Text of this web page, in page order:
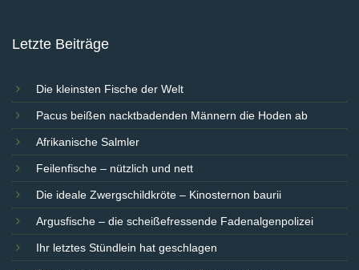
Letzte Beiträge
Die kleinsten Fische der Welt
Pacus beißen nacktbadenden Männern die Hoden ab
Afrikanische Salmler
Feilenfische – nützlich und nett
Die ideale Zwergschildkröte – Kinosternon baurii
Argusfische – die scheißefressende Fadenalgenpolizei
Ihr letztes Stündlein hat geschlagen